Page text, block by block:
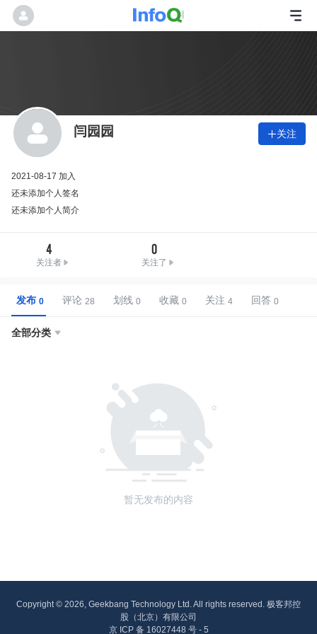
闫园园 关注
2021-08-17 加入
还未添加个人签名
还未添加个人简介
4
关注者
0
关注了
发布 评论 划线 收藏 关注 回答
全部分类 
暂无发布的内容
Copyright © 2026, Geekbang Technology Ltd. All rights reserved. 极客邦控
股（北京）有限公司
京 ICP 备 16027448 号 - 5